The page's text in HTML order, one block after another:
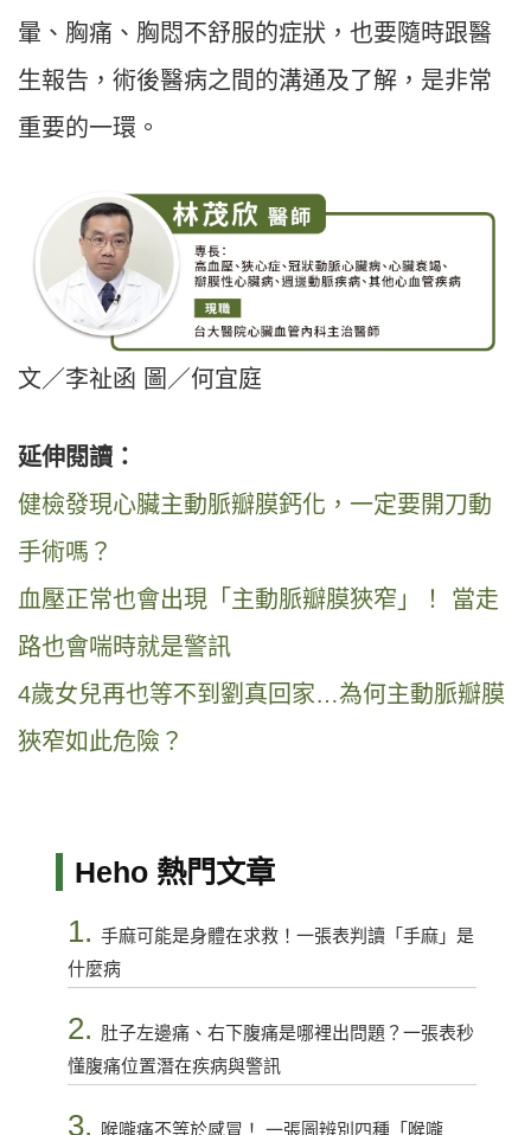
暈、胸痛、胸悶不舒服的症狀，也要隨時跟醫
生報告，術後醫病之間的溝通及了解，是非常
重要的一環。
文／李祉函 圖／何宜庭
延伸閱讀：
健檢發現心臟主動脈瓣膜鈣化，一定要開刀動
手術嗎？
血壓正常也會出現「主動脈瓣膜狹窄」！ 當走
路也會喘時就是警訊
4歲女兒再也等不到劉真回家…為何主動脈瓣膜
狹窄如此危險？
Heho 熱門文章
1. 手麻可能是身體在求救！一張表判讀「手麻」是
什麼病
2. 肚子左邊痛、右下腹痛是哪裡出問題？一張表秒
懂腹痛位置潛在疾病與警訊
3.
喉嚨痛不等於感冒！ 一張圖辨別四種「喉嚨